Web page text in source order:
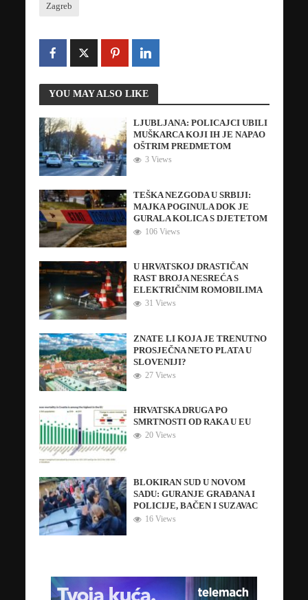
Zagreb
YOU MAY ALSO LIKE
LJUBLJANA: POLICAJCI UBILI
MUŠKARCA KOJI IH JE NAPAO
OŠTRIM PREDMETOM
3 Views
TEŠKA NEZGODA U SRBIJI:
MAJKA POGINULA DOK JE
GURALA KOLICA S DJETETOM
106 Views
U HRVATSKOJ DRASTIČAN
RAST BROJA NESREĆA S
ELEKTRIČNIM ROMOBILIMA
31 Views
ZNATE LI KOJA JE TRENUTNO
PROSJEČNA NETO PLATA U
SLOVENIJI?
27 Views
HRVATSKA DRUGA PO
SMRTNOSTI OD RAKA U EU
20 Views
BLOKIRAN SUD U NOVOM
SADU: GURANJE GRAĐANA I
POLICIJE, BAČEN I SUZAVAC
16 Views